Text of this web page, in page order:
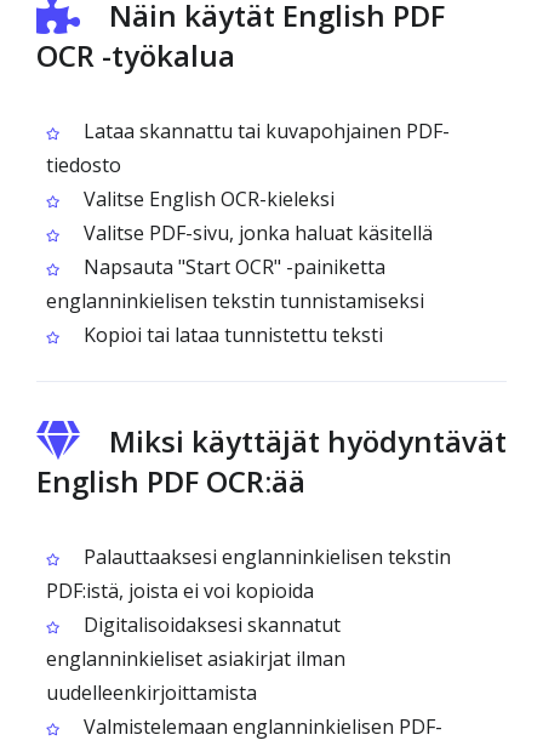
Näin käytät English PDF
OCR -työkalua
Lataa skannattu tai kuvapohjainen PDF-
tiedosto
Valitse English OCR-kieleksi
Valitse PDF-sivu, jonka haluat käsitellä
Napsauta "Start OCR" -painiketta
englanninkielisen tekstin tunnistamiseksi
Kopioi tai lataa tunnistettu teksti
Miksi käyttäjät hyödyntävät
English PDF OCR:ää
Palauttaaksesi englanninkielisen tekstin
PDF:istä, joista ei voi kopioida
Digitalisoidaksesi skannatut
englanninkieliset asiakirjat ilman
uudelleenkirjoittamista
Valmistelemaan englanninkielisen PDF-